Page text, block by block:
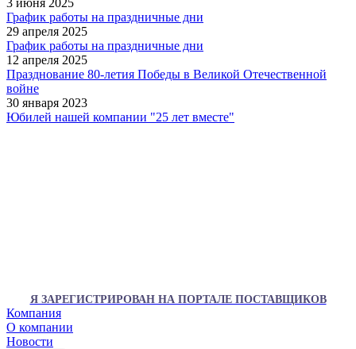
График работы на праздничные дни
29 апреля 2025
График работы на праздничные дни
12 апреля 2025
Празднование 80-летия Победы в Великой Отечественной
войне
30 января 2023
Юбилей нашей компании "25 лет вместе"
Я ЗАРЕГИСТРИРОВАН НА ПОРТАЛЕ ПОСТАВЩИКОВ
Компания
О компании
Новости